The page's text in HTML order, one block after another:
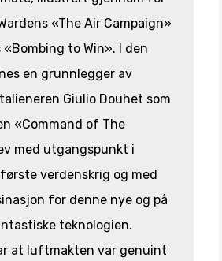
«The Air Campaign»
«Bombing to Win». I den
en grunnlegger av
Giulio Douhet som
«Command of The
med utgangspunkt i
verdenskrig og med
for denne nye og på
teknologien.
at luftmakten var genuint